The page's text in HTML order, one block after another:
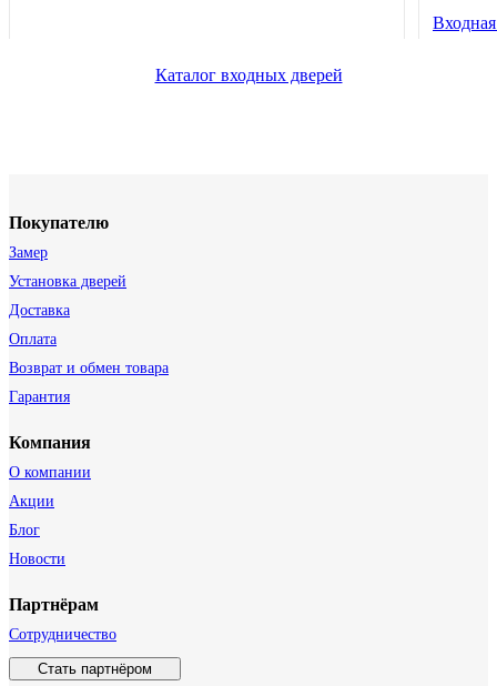
Каталог входных дверей
Покупателю
Замер
Установка дверей
Доставка
Оплата
Возврат и обмен товара
Гарантия
Компания
О компании
Акции
Блог
Новости
Партнёрам
Сотрудничество
Стать партнёром